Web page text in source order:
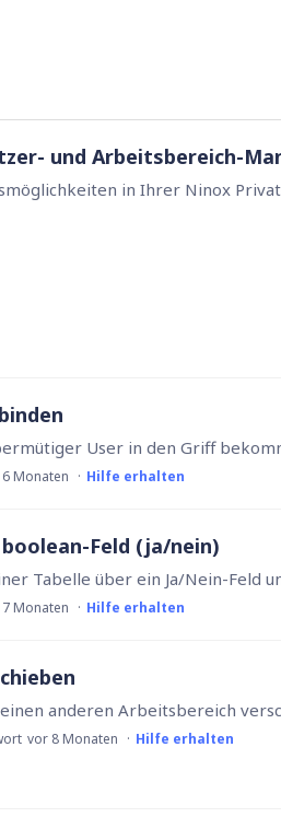
und Arbeitsbereich-
Monaten Hilfe erhalten
Feld (ja/nein)
Monaten Hilfe erhalten
vor 8 Monaten Hilfe erhalten